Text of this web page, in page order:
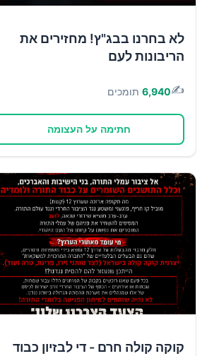
לא בחרנו בבג"ץ! מחזירים את
הריבונות לעם
✍️
6,940 תומכים
חתימה על העצומה
קוקה קולה חרם - די לבזיון כבוד